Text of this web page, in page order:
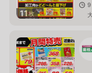
11枚
9